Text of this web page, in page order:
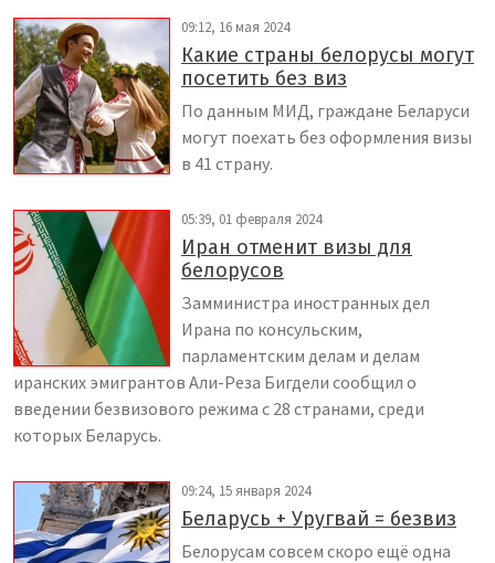
09:12, 16 мая 2024
Какие страны белорусы могут
посетить без виз
По данным МИД, граждане Беларуси
могут поехать без оформления визы
в 41 страну.
05:39, 01 февраля 2024
Иран отменит визы для
белорусов
Замминистра иностранных дел
Ирана по консульским,
парламентским делам и делам
иранских эмигрантов Али-Реза Бигдели сообщил о
введении безвизового режима с 28 странами, среди
которых Беларусь.
09:24, 15 января 2024
Беларусь + Уругвай = безвиз
Белорусам совсем скоро ещё одна